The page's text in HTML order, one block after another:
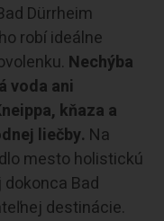
Dürrheim
robí ideálne
Nechýba
voda ani
kňaza a
liečby. Na
mesto holistickú
Bad
destinácie.